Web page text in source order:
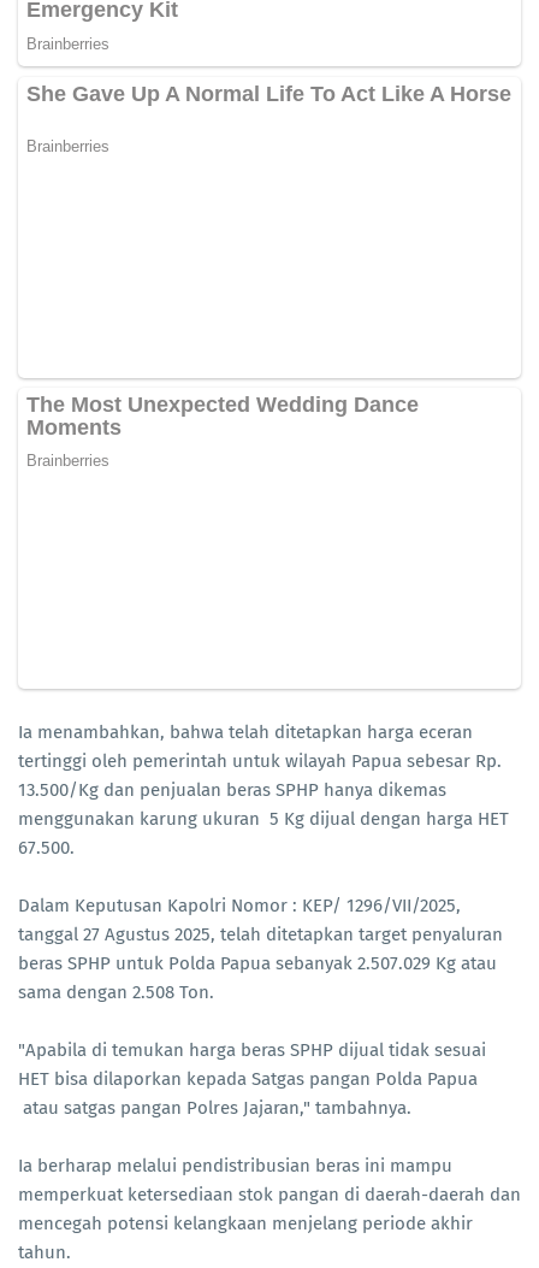
Ia menambahkan, bahwa telah ditetapkan harga eceran
tertinggi oleh pemerintah untuk wilayah Papua sebesar Rp.
13.500/Kg dan penjualan beras SPHP hanya dikemas
menggunakan karung ukuran 5 Kg dijual dengan harga HET
67.500.
Dalam Keputusan Kapolri Nomor : KEP/ 1296/VII/2025,
tanggal 27 Agustus 2025, telah ditetapkan target penyaluran
beras SPHP untuk Polda Papua sebanyak 2.507.029 Kg atau
sama dengan 2.508 Ton.
"Apabila di temukan harga beras SPHP dijual tidak sesuai
HET bisa dilaporkan kepada Satgas pangan Polda Papua
atau satgas pangan Polres Jajaran," tambahnya.
Ia berharap melalui pendistribusian beras ini mampu
memperkuat ketersediaan stok pangan di daerah-daerah dan
mencegah potensi kelangkaan menjelang periode akhir
tahun.